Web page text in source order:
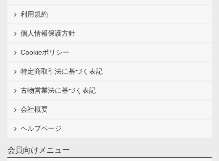
利用規約
個人情報保護方針
Cookieポリシー
特定商取引法に基づく表記
古物営業法に基づく表記
会社概要
ヘルプページ
会員向けメニュー